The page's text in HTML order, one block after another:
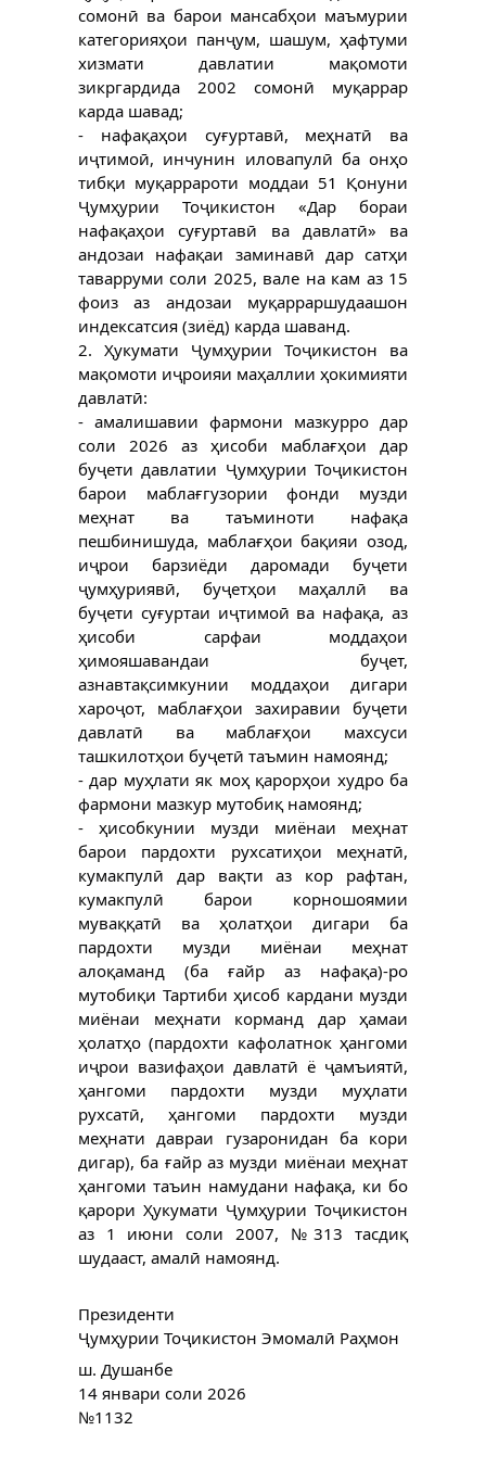
сомонӣ ва барои мансабҳои маъмурии
категорияҳои панҷум, шашум, ҳафтуми
хизмати давлатии мақомоти
зикргардида 2002 сомонӣ муқаррар
карда шавад;
- нафақаҳои суғуртавӣ, меҳнатӣ ва
иҷтимоӣ, инчунин иловапулӣ ба онҳо
тибқи муқаррароти моддаи 51 Қонуни
Ҷумҳурии Тоҷикистон «Дар бораи
нафақаҳои суғуртавӣ ва давлатӣ» ва
андозаи нафақаи заминавӣ дар сатҳи
таварруми соли 2025, вале на кам аз 15
фоиз аз андозаи муқарраршудаашон
индексатсия (зиёд) карда шаванд.
2. Ҳукумати Ҷумҳурии Тоҷикистон ва
мақомоти иҷроияи маҳаллии ҳокимияти
давлатӣ:
- амалишавии фармони мазкурро дар
соли 2026 аз ҳисоби маблағҳои дар
буҷети давлатии Ҷумҳурии Тоҷикистон
барои маблағгузории фонди музди
меҳнат ва таъминоти нафақа
пешбинишуда, маблағҳои бақияи озод,
иҷрои барзиёди даромади буҷети
ҷумҳуриявӣ, буҷетҳои маҳаллӣ ва
буҷети суғуртаи иҷтимоӣ ва нафақа, аз
ҳисоби сарфаи моддаҳои
ҳимояшавандаи буҷет,
азнавтақсимкунии моддаҳои дигари
хароҷот, маблағҳои захиравии буҷети
давлатӣ ва маблағҳои махсуси
ташкилотҳои буҷетӣ таъмин намоянд;
- дар муҳлати як моҳ қарорҳои худро ба
фармони мазкур мутобиқ намоянд;
- ҳисобкунии музди миёнаи меҳнат
барои пардохти рухсатиҳои меҳнатӣ,
кумакпулӣ дар вақти аз кор рафтан,
кумакпулӣ барои корношоямии
муваққатӣ ва ҳолатҳои дигари ба
пардохти музди миёнаи меҳнат
алоқаманд (ба ғайр аз нафақа)-ро
мутобиқи Тартиби ҳисоб кардани музди
миёнаи меҳнати корманд дар ҳамаи
ҳолатҳо (пардохти кафолатнок ҳангоми
иҷрои вазифаҳои давлатӣ ё ҷамъиятӣ,
ҳангоми пардохти музди муҳлати
рухсатӣ, ҳангоми пардохти музди
меҳнати давраи гузаронидан ба кори
дигар), ба ғайр аз музди миёнаи меҳнат
ҳангоми таъин намудани нафақа, ки бо
қарори Ҳукумати Ҷумҳурии Тоҷикистон
аз 1 июни соли 2007, №313 тасдиқ
шудааст, амалӣ намоянд.
Президенти
Ҷумҳурии Тоҷикистон Эмомалӣ Раҳмон
ш. Душанбе
14 январи соли 2026
№1132